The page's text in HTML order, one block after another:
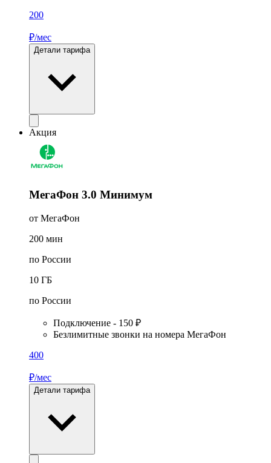
200
₽/мес
Детали тарифа
Акция
МегаФон 3.0 Минимум
от МегаФон
200 мин
по России
10 ГБ
по России
Подключение - 150 ₽
Безлимитные звонки на номера МегаФон
400
₽/мес
Детали тарифа